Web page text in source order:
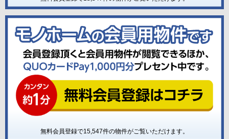
無料会員登録で15,547件の物件がご覧いただけます。